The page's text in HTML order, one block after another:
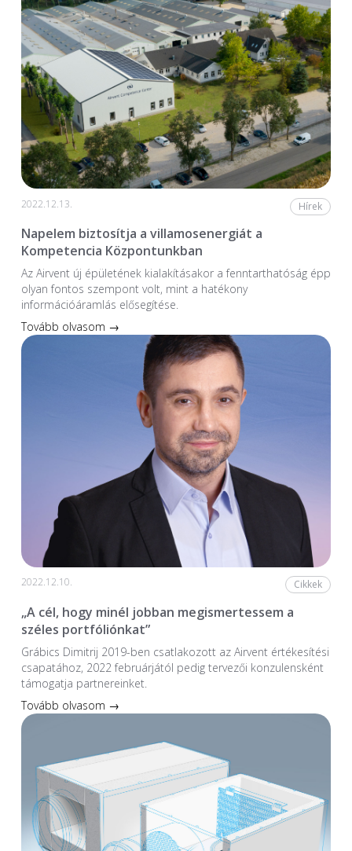
2022.12.13. Hírek
Napelem biztosítja a villamosenergiát a
Kompetencia Központunkban
Az Airvent új épületének kialakításakor a fenntarthatóság épp
olyan fontos szempont volt, mint a hatékony
információáramlás elősegítése.
Tovább olvasom →
2022.12.10. Cikkek
„A cél, hogy minél jobban megismertessem a
széles portfóliónkat”
Grábics Dimitrij 2019-ben csatlakozott az Airvent értékesítési
csapatához, 2022 februárjától pedig tervezői konzulensként
támogatja partnereinket.
Tovább olvasom →